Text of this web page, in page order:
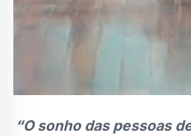
“O sonho das pessoas